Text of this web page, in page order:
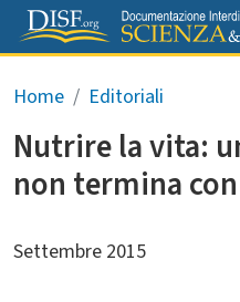
Salta al contenuto
Briciole di pane
Home Editoriali
Nutrire la vita:
non termina
Settembre 2015